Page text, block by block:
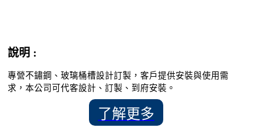
說明 :
專營不鏽鋼、玻璃桶槽設計訂製，客戶提供安裝與使用需
求，本公司可代客設計、訂製、到府安裝。
了解更多